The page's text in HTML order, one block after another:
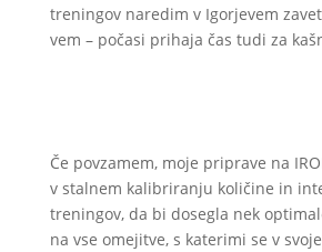
treningov naredim v Igorjevem
vem – počasi prihaja čas tudi za
Če povzamem, moje priprave na
v stalnem kalibriranju količine in
treningov, da bi dosegla nek
na vse omejitve, s katerimi se v